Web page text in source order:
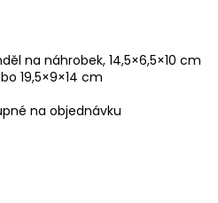
na náhrobek, 14,5×6,5×10 cm
19,5×9×14 cm
na objednávku